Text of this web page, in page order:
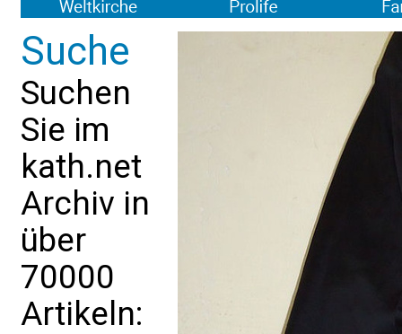
Suche
Suchen
Sie im
kath.net
Archiv in
über
70000
Artikeln: